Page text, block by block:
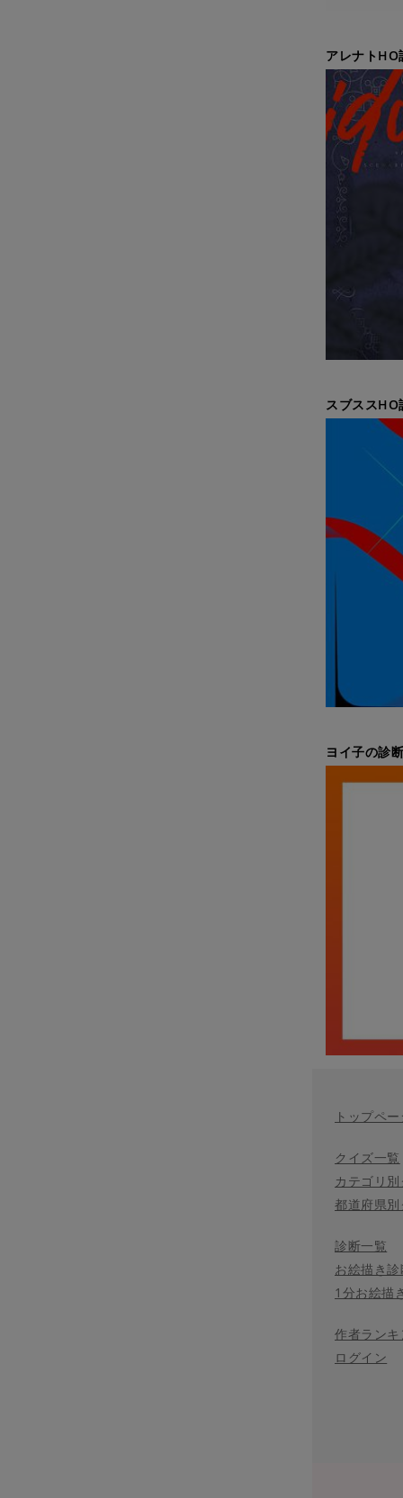
アレナトHO
スブススHO
ヨイ子の診
トップペ
クイズ一覧
カテゴリ
都道府県
診断一覧
お絵描き
1分お絵描
作者ラン
ログイン